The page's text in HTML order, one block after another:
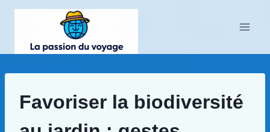
Aller
contenu
Favoriser la biodiversité